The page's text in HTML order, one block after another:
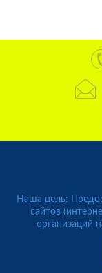
Наша цель:
сайтов
организаций